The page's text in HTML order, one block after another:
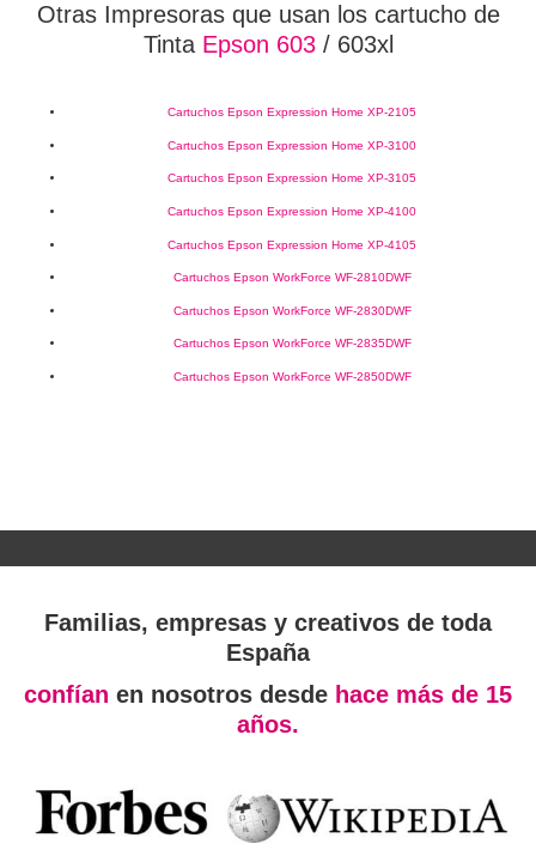
Otras Impresoras que usan los cartucho de
Tinta Epson 603/ 603xl
Cartuchos Epson Expression Home XP-2105
Cartuchos Epson Expression Home XP-3100
Cartuchos Epson Expression Home XP-3105
Cartuchos Epson Expression Home XP-4100
Cartuchos Epson Expression Home XP-4105
Cartuchos Epson WorkForce WF-2810DWF
Cartuchos Epson WorkForce WF-2830DWF
Cartuchos Epson WorkForce WF-2835DWF
Cartuchos Epson WorkForce WF-2850DWF
Familias, empresas y creativos de toda
España
confían en nosotros desde hace más de 15
años.